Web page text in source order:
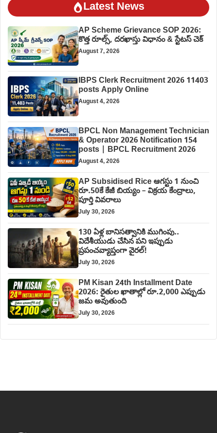
Latest News
AP Scheme Grievance SOP 2026:
కొత్త రూల్స్, దరఖాస్తు విధానం & స్టేటస్ చెక్
August 7, 2026
IBPS Clerk Recruitment 2026 11403
posts Apply Online
August 4, 2026
BPCL Non Management Technician
& Operator 2026 Notification 154
posts | BPCL Recruitment 2026
August 4, 2026
AP Subsidised Rice ఆగస్టు 1 నుంచి
రూ.50కే కేజీ బియ్యం – విక్రయ కేంద్రాలు,
పూర్తి వివరాలు
July 30, 2026
130 ఏళ్ల బానిసత్వానికి ముగింపు..
విదేశీయుడు చేసిన పని ఇప్పుడు
ప్రపంచవ్యాప్తంగా వైరల్!
July 30, 2026
PM Kisan 24th Installment Date
2026: రైతుల ఖాతాల్లో రూ.2,000 ఎప్పుడు
జమ అవుతుంది
July 30, 2026